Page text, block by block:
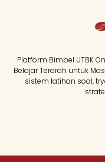
Platform Bimbel UTBK
Belajar Terarah untuk
sistem latihan soal,